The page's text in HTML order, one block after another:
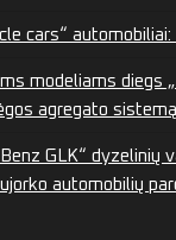
cars“
modeliams diegs
agregato sistemą
GLK“ dyzelinių
automobilių